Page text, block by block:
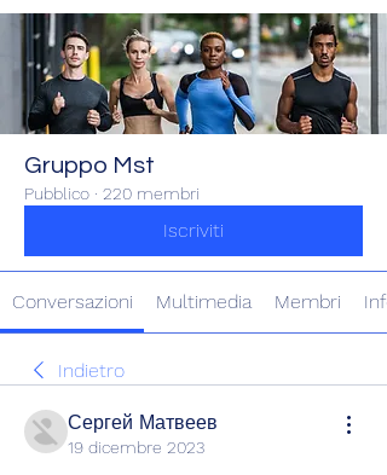
Gruppo Mst
Pubblico · 220 membri
Iscriviti
Conversazioni Multimedia Membri Info
Indietro
Сергей Матвеев
19 dicembre 2023